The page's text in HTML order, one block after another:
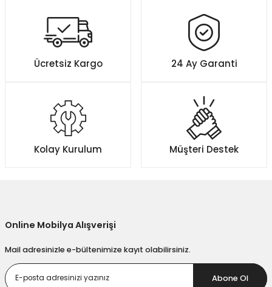
Ücretsiz Kargo 24 Ay Garanti
Kolay Kurulum Müşteri Destek
Online Mobilya Alışverişi
Mail adresinizle e-bültenimize kayıt olabilirsiniz.
Abone Ol